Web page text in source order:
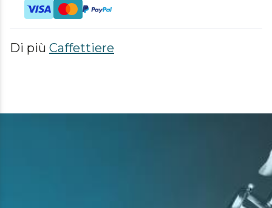
Di più Caffettiere